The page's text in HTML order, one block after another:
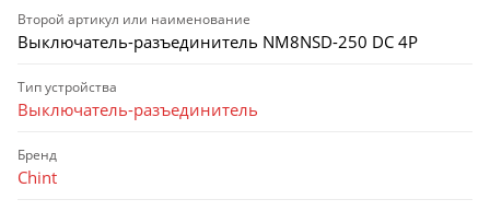
Второй артикул или наименование
Выключатель-разъединитель NM8NSD-250 DC 4P
Тип устройства
Выключатель-разъединитель
Бренд
Chint